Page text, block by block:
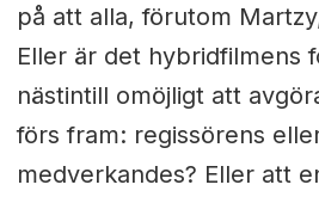
på att alla, förutom
Eller är det hybridfilmens
nästintill omöjligt att
förs fram: regissörens
medverkandes? Eller att